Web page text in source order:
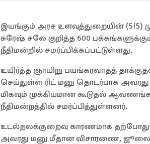
இயங்கும் அரச உளவுத்துறையின்
சுரேஷ் சலே குறித்த 600
நீதிமன்றில் சமர்ப்பிக்கப்பட்டுள்ளது.
உயிர்த்த ஞாயிறு பயங்கரவாதத்
செய்துள்ள ரிட் மனு தொடர்பாக
மிகவும் முக்கியமான கூடுதல்
நீதிமன்றத்தில் சமர்ப்பித்துள்ளனர்.
உடல்நலக்குறைவு காரணமாக தற்போது
அவரது மனு மீதான விசாரணை,